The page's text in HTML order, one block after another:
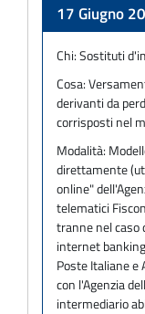
17 Giugno
Chi:Sostituti
Cosa:
derivanti da
corrisposti nel
Modalità:
direttamente
online"
telematici
tranne nel caso
internet
Poste Italiane e
con l'Agenzia
intermediario